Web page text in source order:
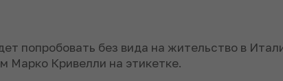
попробовать без вида на жительство в
Марко Кривелли на этикетке.